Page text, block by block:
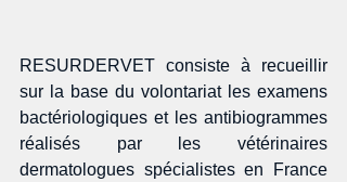
RESURDERVET consiste à recueillir
sur la base du volontariat les examens
bactériologiques et les antibiogrammes
réalisés par les vétérinaires
dermatologues spécialistes en France